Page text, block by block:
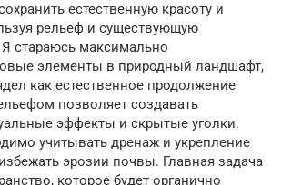
естественную красоту и
рельеф и существующую
Я стараюсь максимально
элементы в природный ландшафт,
как естественное продолжение
позволяет создавать
эффекты и скрытые уголки.
учитывать дренаж и укрепление
эрозии почвы. Главная задача
которое будет органично